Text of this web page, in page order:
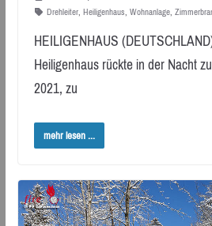
Drehleiter, Heiligenhaus, Wohnanlage,
HEILIGENHAUS
Heiligenhaus rückte in der Nacht
2021, zu
mehr lesen ...